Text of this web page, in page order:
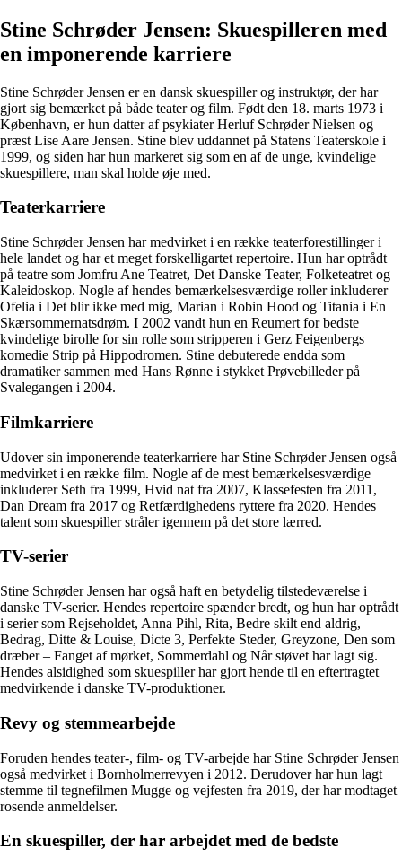
Stine Schrøder Jensen: Skuespilleren med
en imponerende karriere
Stine Schrøder Jensen er en dansk skuespiller og instruktør, der har
gjort sig bemærket på både teater og film. Født den 18. marts 1973 i
København, er hun datter af psykiater Herluf Schrøder Nielsen og
præst Lise Aare Jensen. Stine blev uddannet på Statens Teaterskole i
1999, og siden har hun markeret sig som en af de unge, kvindelige
skuespillere, man skal holde øje med.
Teaterkarriere
Stine Schrøder Jensen har medvirket i en række teaterforestillinger i
hele landet og har et meget forskelligartet repertoire. Hun har optrådt
på teatre som Jomfru Ane Teatret, Det Danske Teater, Folketeatret og
Kaleidoskop. Nogle af hendes bemærkelsesværdige roller inkluderer
Ofelia i Det blir ikke med mig, Marian i Robin Hood og Titania i En
Skærsommernatsdrøm. I 2002 vandt hun en Reumert for bedste
kvindelige birolle for sin rolle som stripperen i Gerz Feigenbergs
komedie Strip på Hippodromen. Stine debuterede endda som
dramatiker sammen med Hans Rønne i stykket Prøvebilleder på
Svalegangen i 2004.
Filmkarriere
Udover sin imponerende teaterkarriere har Stine Schrøder Jensen også
medvirket i en række film. Nogle af de mest bemærkelsesværdige
inkluderer Seth fra 1999, Hvid nat fra 2007, Klassefesten fra 2011,
Dan Dream fra 2017 og Retfærdighedens ryttere fra 2020. Hendes
talent som skuespiller stråler igennem på det store lærred.
TV-serier
Stine Schrøder Jensen har også haft en betydelig tilstedeværelse i
danske TV-serier. Hendes repertoire spænder bredt, og hun har optrådt
i serier som Rejseholdet, Anna Pihl, Rita, Bedre skilt end aldrig,
Bedrag, Ditte & Louise, Dicte 3, Perfekte Steder, Greyzone, Den som
dræber – Fanget af mørket, Sommerdahl og Når støvet har lagt sig.
Hendes alsidighed som skuespiller har gjort hende til en eftertragtet
medvirkende i danske TV-produktioner.
Revy og stemmearbejde
Foruden hendes teater-, film- og TV-arbejde har Stine Schrøder Jensen
også medvirket i Bornholmerrevyen i 2012. Derudover har hun lagt
stemme til tegnefilmen Mugge og vejfesten fra 2019, der har modtaget
rosende anmeldelser.
En skuespiller, der har arbejdet med de bedste